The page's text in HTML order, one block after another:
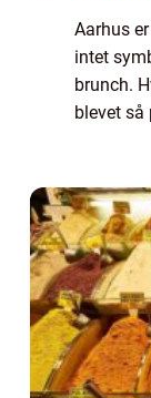
Aarhus
intet
brunch.
blevet så